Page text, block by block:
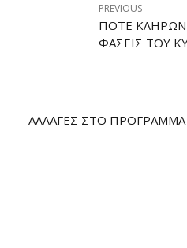
PREVIOUS
ΠΌΤΕ
ΦΆΣΕΙΣ ΤΟΥ
ΑΛΛΑΓΈΣ ΣΤΟ ΠΡΌΓΡΑΜΜΑ